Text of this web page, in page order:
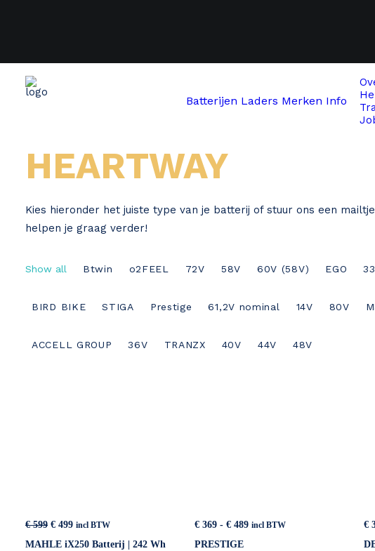
Batterijen Laders Merken Info
HEARTWAY
Kies hieronder het juiste type van je batterij of stuur ons een
helpen je graag verder!
Show all Btwin o2FEEL 72V 58V 60V (58V) EGO
BIRD BIKE STIGA Prestige 61,2V nominal 14V 80V
ACCELL GROUP 36V TRANZX 40V 44V 48V
€599 Oorspronkelijke
was:
€ 499Huidige
is:
incl BTW
MAHLE iX250 Batterij | 242 Wh
€369 - €489Prijsklasse:
incl BTW
PRESTIGE
€